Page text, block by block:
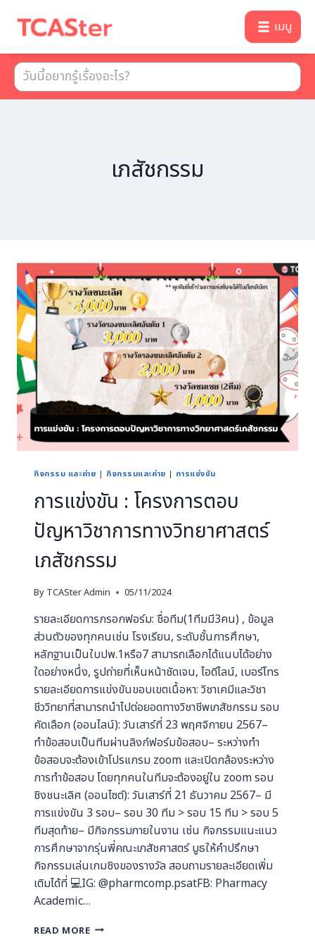
เมนู
เภสัชกรรม
กิจกรรม และค่าย | กิจกรรมและค่าย | การแข่งขัน
การแข่งขัน : โครงการตอบ
ปัญหาวิชาการทางวิทยาศาสตร์
เภสัชกรรม
By TCASter Admin 05/11/2024
รายละเอียดการกรอกฟอร์ม: ชื่อทีม(1ทีมมี3คน) , ข้อมูล
ส่วนตัวของทุกคนเช่น โรงเรียน, ระดับชั้นการศึกษา,
หลักฐานเป็นใบปพ.1หรือ7 สามารถเลือกได้แนบได้อย่าง
ใดอย่างหนึ่ง, รูปถ่ายที่เห็นหน้าชัดเจน, ไอดีไลน์, เบอร์โทร
รายละเอียดการแข่งขันขอบเขตเนื้อหา: วิชาเคมีและวิชา
ชีววิทยาที่สามารถนำไปต่อยอดทางวิชาชีพเภสัชกรรม รอบ
คัดเลือก (ออนไลน์): วันเสาร์ที่ 23 พฤศจิกายน 2567–
ทำข้อสอบเป็นทีมผ่านลิงก์ฟอร์มข้อสอบ– ระหว่างทำ
ข้อสอบจะต้องเข้าโปรแกรม zoom และเปิดกล้องระหว่าง
การทำข้อสอบ โดยทุกคนในทีมจะต้องอยู่ใน zoom รอบ
ชิงชนะเลิศ (ออนไซต์): วันเสาร์ที่ 21 ธันวาคม 2567– มี
การแข่งขัน 3 รอบ– รอบ 30 ทีม > รอบ 15 ทีม > รอบ 5
ทีมสุดท้าย– มีกิจกรรมภายในงาน เช่น กิจกรรมแนะแนว
การศึกษาจากรุ่นพี่คณะเภสัชศาสตร์ บูธให้คำปรึกษา
กิจกรรมเล่นเกมชิงของรางวัล สอบถามรายละเอียดเพิ่ม
เติมได้ที่ 💻IG: @pharmcomp.psatFB: Pharmacy
Academic…
READ MORE